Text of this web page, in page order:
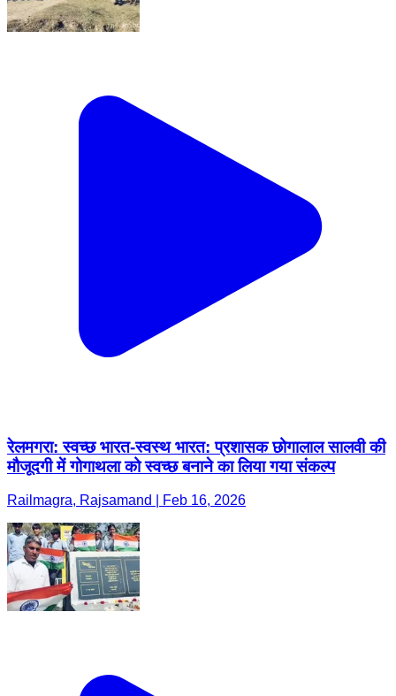
रेलमगरा: स्वच्छ भारत-स्वस्थ भारत: प्रशासक छोगालाल सालवी की
मौजूदगी में गोगाथला को स्वच्छ बनाने का लिया गया संकल्प
Railmagra, Rajsamand | Feb 16, 2026